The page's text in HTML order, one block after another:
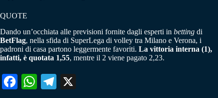
QUOTE
Dando un’occhiata alle previsioni fornite dagli esperti in betting di
BetFlag, nella sfida di SuperLega di volley tra Milano e Verona, i
padroni di casa partono leggermente favoriti. La vittoria interna (1),
infatti, è quotata 1,55, mentre il 2 viene pagato 2,23.
Fa W
Te